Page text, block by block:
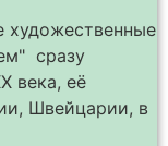
художественные
сразу
века, её
Швейцарии, в